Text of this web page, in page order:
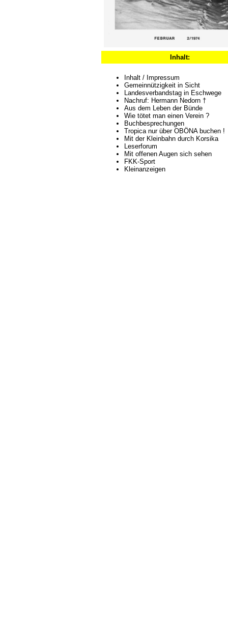
Inhalt:
Inhalt / Impressum
Gemeinnützigkeit in Sicht
Landesverbandstag in Eschwege
Nachruf: Hermann Nedorn †
Aus dem Leben der Bünde
Wie tötet man einen Verein ?
Buchbesprechungen
Tropica nur über OBÖNA buchen !
Mit der Kleinbahn durch Korsika
Leserforum
Mit offenen Augen sich sehen
FKK-Sport
Kleinanzeigen